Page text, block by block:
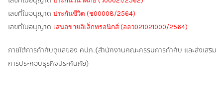
เลขที่ใบอนุญาต ประกันชีวิต (ช00008/2564)
เลขที่ใบอนุญาต เสนอขายอิเล็กทรอนิกส์ (อลว021021000/2564)
ภายใต้การกำกับดูแลของ คปภ.(สำนักงานคณะกรรมการกำกับ และส่งเสริม
การประกอบธุรกิจประกันภัย)